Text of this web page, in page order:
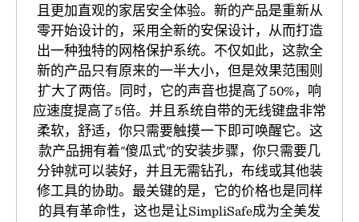
且更加直观的家居安全体验。新的产品是重新从
零开始设计的，采用全新的安保设计，从而打造
出一种独特的网格保护系统。不仅如此，这款全
新的产品只有原来的一半大小，但是效果范围则
扩大了两倍。同时，它的声音也提高了50%，响
应速度提高了5倍。并且系统自带的无线键盘非常
柔软，舒适，你只需要触摸一下即可唤醒它。这
款产品拥有着"傻瓜式"的安装步骤，你只需要几
分钟就可以装好，并且无需钻孔，布线或其他装
修工具的协助。最关键的是，它的价格也是同样
的具有革命性，这也是让SimpliSafe成为全美发